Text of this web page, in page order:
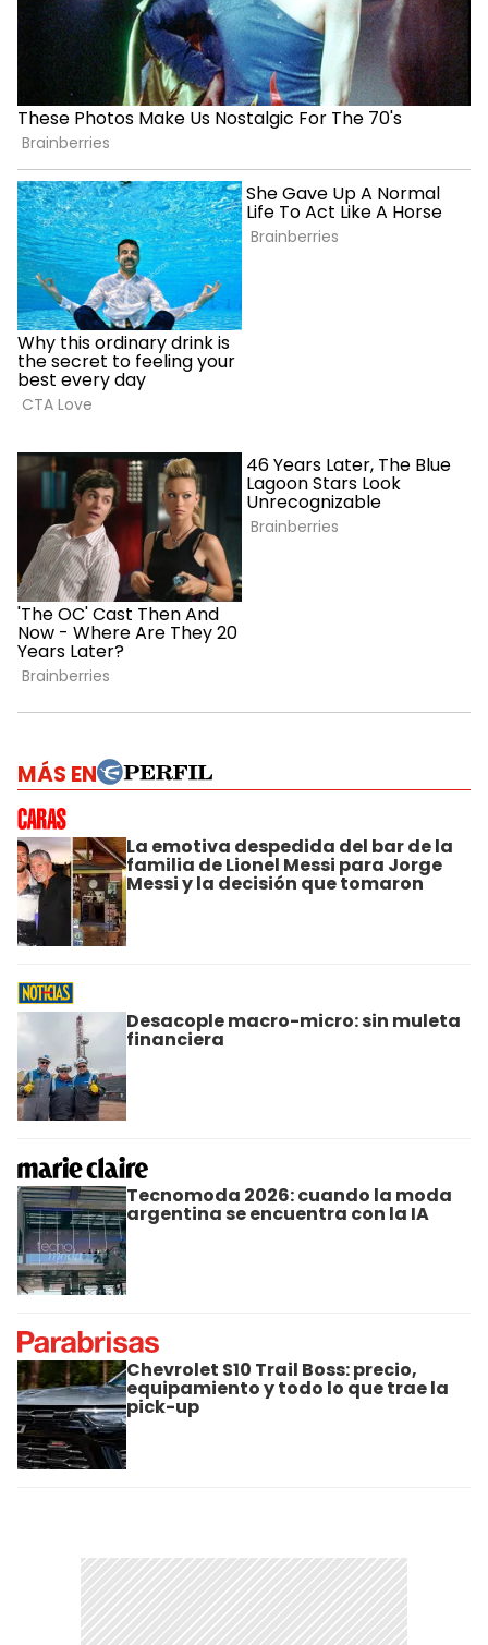
MÁS EN
La emotiva despedida del bar de la
familia de Lionel Messi para Jorge
Messi y la decisión que tomaron
Desacople macro-micro: sin muleta
financiera
Tecnomoda 2026: cuando la moda
argentina se encuentra con la IA
Chevrolet S10 Trail Boss: precio,
equipamiento y todo lo que trae la
pick-up